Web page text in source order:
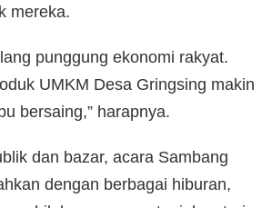
mereka.
punggung ekonomi rakyat.
UMKM Desa Gringsing makin
bersaing,” harapnya.
dan bazar, acara Sambang
dengan berbagai hiburan,